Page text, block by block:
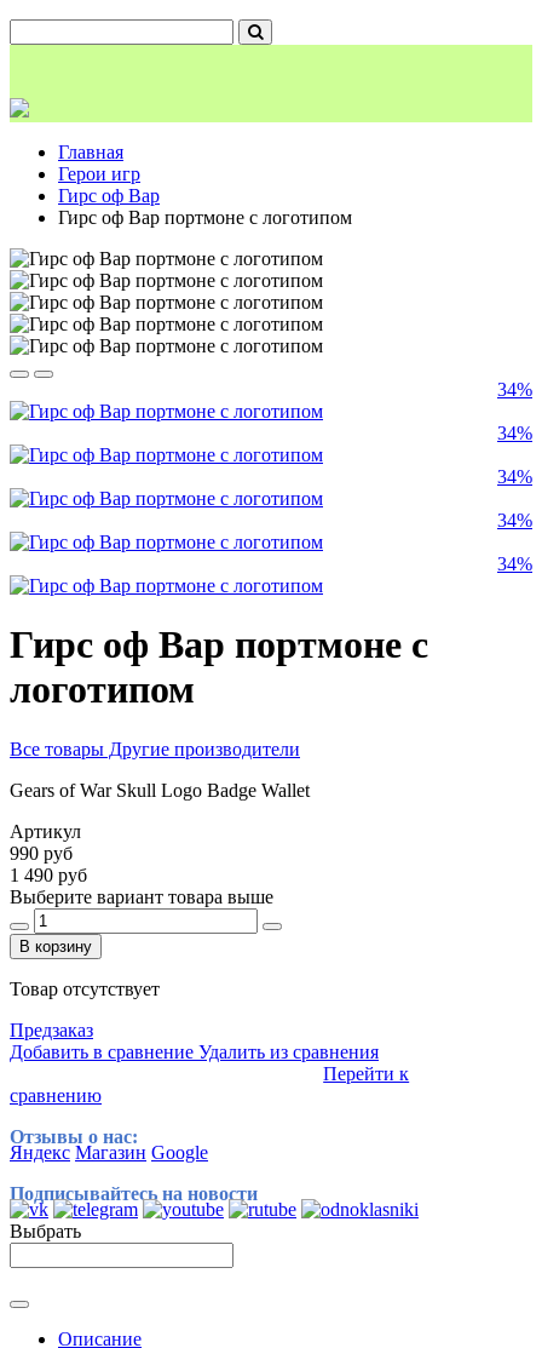
Главная
Герои игр
Гирс оф Вар
Гирс оф Вар портмоне с логотипом
34%
34%
34%
34%
34%
Гирс оф Вар портмоне с
логотипом
Все товары Другие производители
Gears of War Skull Logo Badge Wallet
Артикул
990 руб
1 490 руб
Выберите вариант товара выше
В корзину
Товар отсутствует
Предзаказ
Добавить в сравнение Удалить из сравнения
Перейти к
сравнению
Отзывы о нас:
Яндекс Магазин Google
Подписывайтесь на новости
Выбрать
Описание